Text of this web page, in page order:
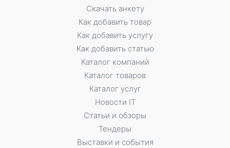
Скачать анкету
Как добавить товар
Как добавить услугу
Как добавить статью
Каталог компаний
Каталог товаров
Каталог услуг
Новости IT
Статьи и обзоры
Тендеры
Выставки и события